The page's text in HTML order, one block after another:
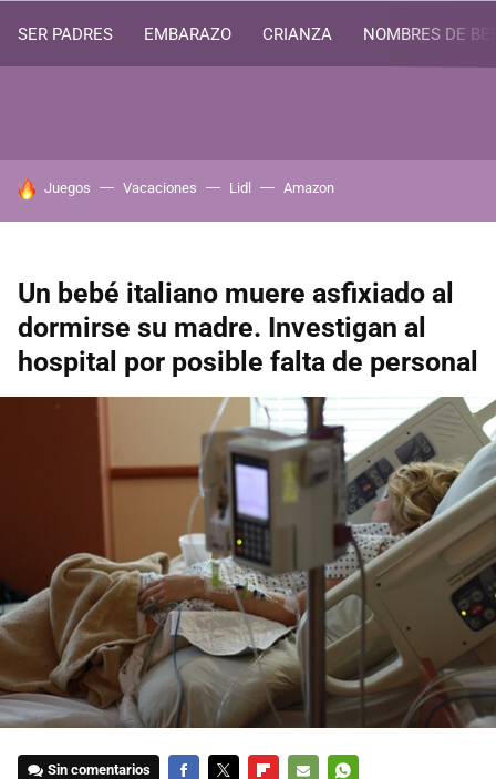
SER PADRES EMBARAZO CRIANZA NOMBRES DE
HOY SE HABLA DE
Juegos Vacaciones Lidl Amazon
Un bebé italiano muere asfixiado al
dormirse su madre. Investigan al
hospital por posible falta de personal
Sin comentarios